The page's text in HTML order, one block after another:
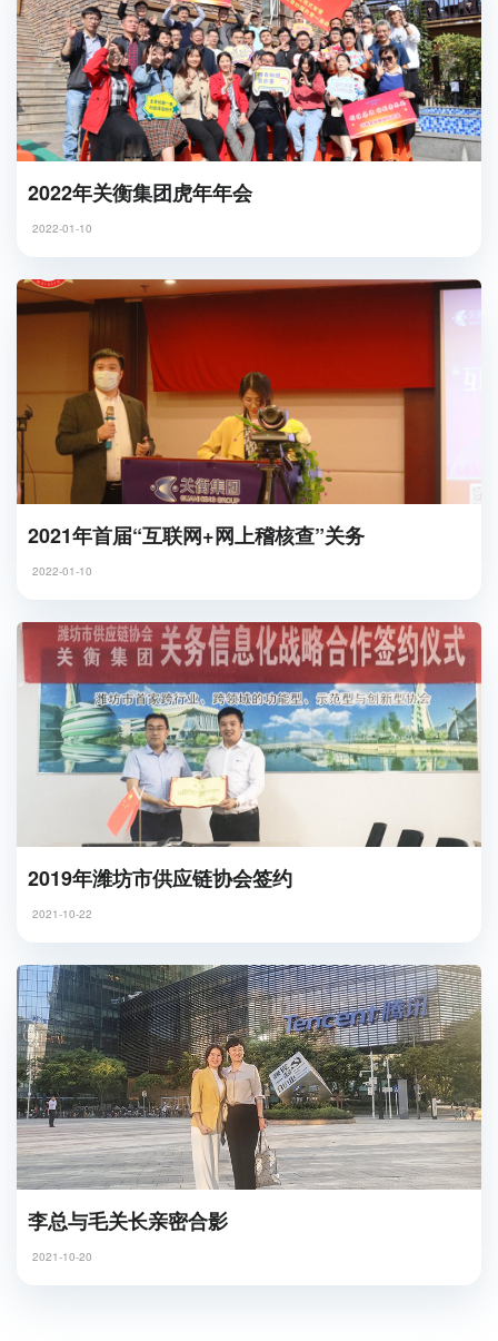
2022年关衡集团虎年年会
2022-01-10
2021年首届“互联网+网上稽核查”关务
2022-01-10
2019年潍坊市供应链协会签约
2021-10-22
李总与毛关长亲密合影
2021-10-20